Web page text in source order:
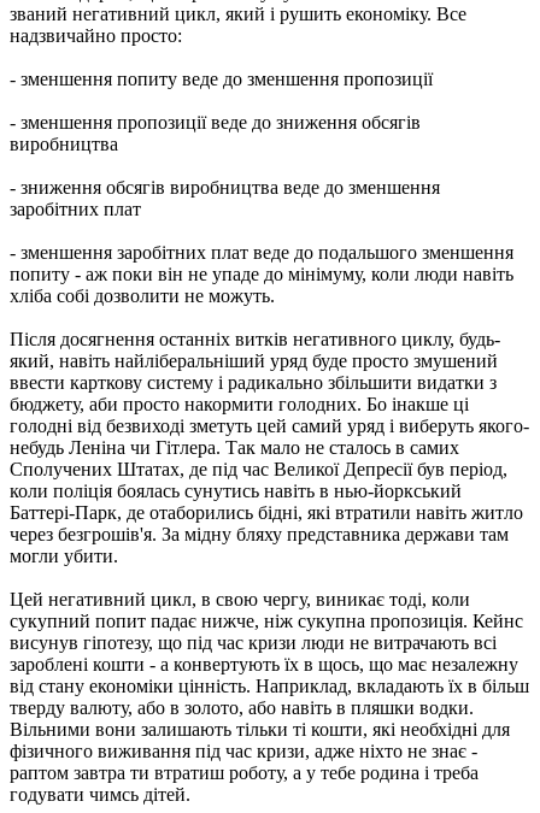
званий негативний цикл, який і рушить економіку. Все
надзвичайно просто:
- зменшення попиту веде до зменшення пропозиції
- зменшення пропозиції веде до зниження обсягів
виробництва
- зниження обсягів виробництва веде до зменшення
заробітних плат
- зменшення заробітних плат веде до подальшого зменшення
попиту - аж поки він не упаде до мінімуму, коли люди навіть
хліба собі дозволити не можуть.
Після досягнення останніх витків негативного циклу, будь-
який, навіть найліберальніший уряд буде просто змушений
ввести карткову систему і радикально збільшити видатки з
бюджету, аби просто накормити голодних. Бо інакше ці
голодні від безвиході зметуть цей самий уряд і виберуть якого-
небудь Леніна чи Гітлера. Так мало не сталось в самих
Сполучених Штатах, де під час Великої Депресії був період,
коли поліція боялась сунутись навіть в нью-йоркський
Баттері-Парк, де отаборились бідні, які втратили навіть житло
через безгрошів'я. За мідну бляху представника держави там
могли убити.
Цей негативний цикл, в свою чергу, виникає тоді, коли
сукупний попит падає нижче, ніж сукупна пропозиція. Кейнс
висунув гіпотезу, що під час кризи люди не витрачають всі
зароблені кошти - а конвертують їх в щось, що має незалежну
від стану економіки цінність. Наприклад, вкладають їх в більш
тверду валюту, або в золото, або навіть в пляшки водки.
Вільними вони залишають тільки ті кошти, які необхідні для
фізичного виживання під час кризи, адже ніхто не знає -
раптом завтра ти втратиш роботу, а у тебе родина і треба
годувати чимсь дітей.